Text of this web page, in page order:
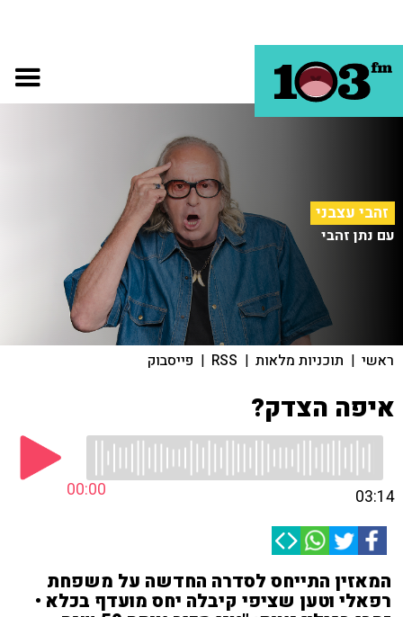
זהבי עצבני
עם נתן זהבי
ראשי | תוכניות מלאות |
RSS
| פייסבוק
איפה הצדק?
00:00 03:14
המאזין התייחס לסדרה החדשה על משפחת
רפאלי וטען שציפי קיבלה יחס מועדף בכלא •